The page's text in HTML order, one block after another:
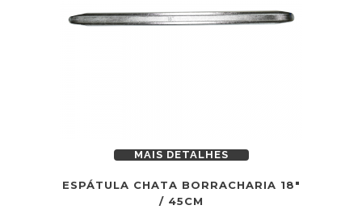
MAIS DETALHES
ESPÁTULA CHATA BORRACHARIA 18″
/ 45CM